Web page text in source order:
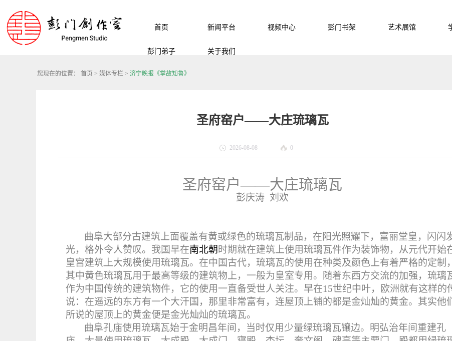
首页 新闻平台 视频中心 彭门书架 艺术展馆
彭门弟子 关于我们
您现在的位置： 首页 > 媒体专栏 > 济宁晚报《掌故知鲁》
圣府窑户——大庄琉璃瓦
2026-08-08 0
圣府窑户——大庄琉璃瓦
彭庆涛 刘欢
曲阜大部分古建筑上面覆盖有黄或绿色的琉璃瓦制品，在阳光照耀下，富丽堂皇，闪闪
光，格外令人赞叹。我国早在南北朝 时期就在建筑上使用琉璃瓦件作为装饰物，从元代开始
皇宫建筑上大规模使用琉璃瓦。在中国古代，琉璃瓦的使用在种类及颜色上有着严格的定制，
其中黄色琉璃瓦用于最高等级的建筑物上，一般为皇室专用。随着东西方交流的加强，琉璃
作为中国传统的建筑物件，它的使用一直备受世人关注。早在15世纪中叶，欧洲就有这样的
说：在遥远的东方有一个大汗国，那里非常富有，连屋顶上铺的都是金灿灿的黄金。其实他们
所说的屋顶上的黄金便是金光灿灿的琉璃瓦。
曲阜孔庙使用琉璃瓦始于金明昌年间，当时仅用少量绿琉璃瓦镶边。明弘治年间重建孔